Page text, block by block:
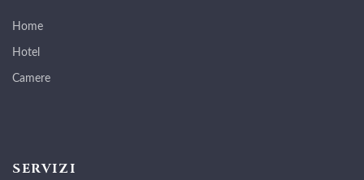
Home
Hotel
Camere
SERVIZI